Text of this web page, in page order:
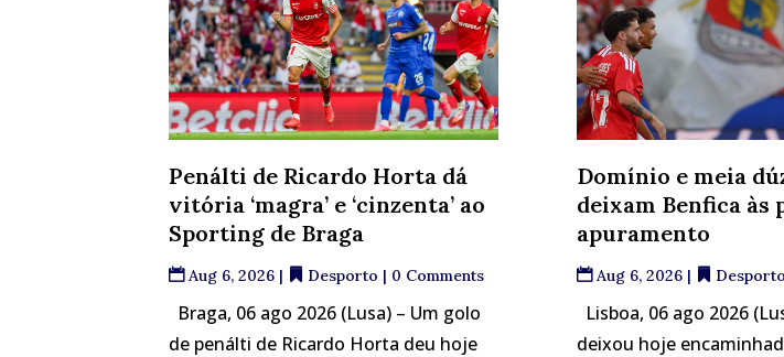
Penálti de Ricardo Horta dá
vitória ‘magra’ e ‘cinzenta’ ao
Sporting de Braga
Aug 6, 2026 | Desporto | 0 Comments
Braga, 06 ago 2026 (Lusa) – Um golo
de penálti de Ricardo Horta deu hoje
Domínio e meia
deixam Benfica às
apuramento
Aug 6, 2026| Desporto
Lisboa, 06 ago 2026
deixou hoje